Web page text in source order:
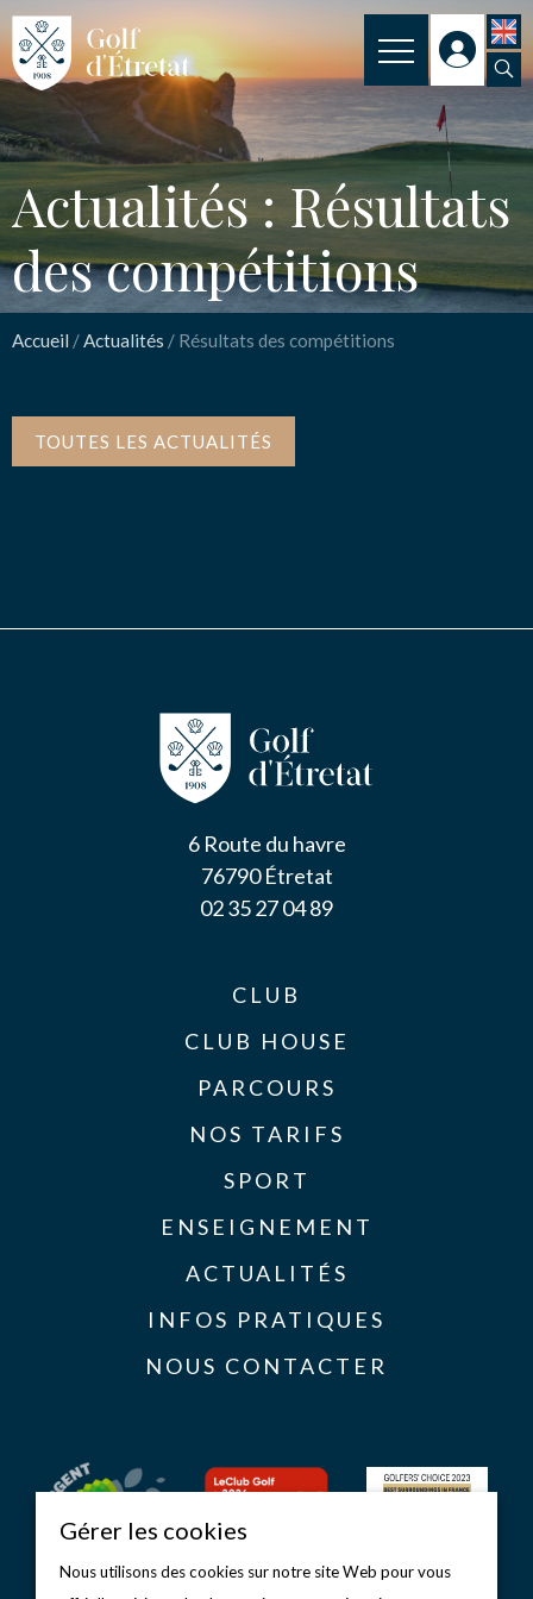
Actualités : Résultats
des compétitions
Accueil /Actualités / Résultats des compétitions
TOUTES LES ACTUALITÉS
6 Route du havre
76790 Étretat
02 35 27 04 89
CLUB
CLUB HOUSE
PARCOURS
NOS TARIFS
SPORT
ENSEIGNEMENT
ACTUALITÉS
INFOS PRATIQUES
NOUS CONTACTER
CLUB
CLUB HOUSE
PARCOURS
NOS TARIFS
Gérer les cookies
Nous utilisons des cookies sur notre site Web pour vous